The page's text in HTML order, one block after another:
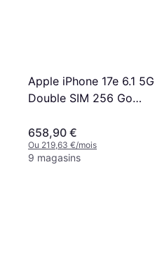
Apple iPhone 17e 6.1 5G
Double SIM 256 Go
658,90 €
Ou 219,63 €/mois
9 magasins